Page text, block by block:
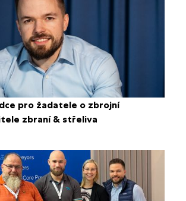
pro žadatele o zbrojní
zbraní & střeliva